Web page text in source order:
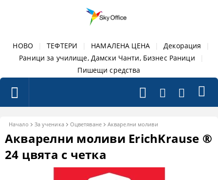
НОВО ТЕФТЕРИ НАМАЛЕНА ЦЕНА Декорация
Раници за училище, Дамски Чанти, Бизнес Раници
Пишещи средства
Начало За ученика Оцветяване Акварелни моливи
Акварелни моливи ErichKrause ®
24 цвята с четка